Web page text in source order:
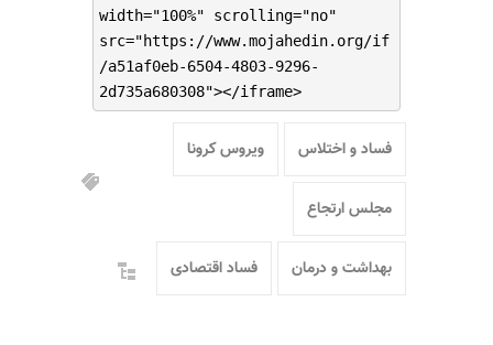
width="100%" scrolling="no"
src="https://www.mojahedin.org/if
/a51af0eb-6504-4803-9296-
2d735a680308"></iframe>
فساد و اختلاس ویروس کرونا
مجلس ارتجاع
بهداشت و درمان فساد اقتصادی